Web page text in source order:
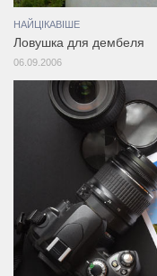
НАЙЦІКАВІШЕ
Ловушка для дембеля
06.09.2006